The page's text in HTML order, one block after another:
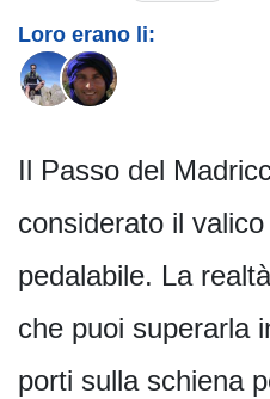
Loro erano li:
Il Passo del
considerato il
pedalabile. La
che puoi superarla
porti sulla schiena